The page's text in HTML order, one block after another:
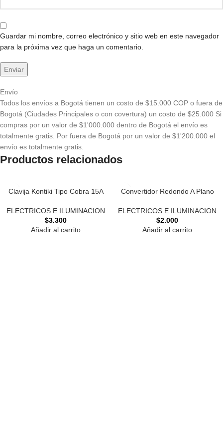
Guardar mi nombre, correo electrónico y sitio web en este navegador
para la próxima vez que haga un comentario.
Envío
Todos los envíos a Bogotá tienen un costo de $15.000 COP o fuera de
Bogotá (Ciudades Principales o con covertura) un costo de $25.000 Si
compras por un valor de $1'000.000 dentro de Bogotá el envío es
totalmente gratis. Por fuera de Bogotá por un valor de $1'200.000 el
envío es totalmente gratis.
Productos relacionados
Clavija Kontiki Tipo Cobra 15A
ELECTRICOS E ILUMINACION
$3.300
Añadir al carrito
Convertidor Redondo A Plano
ELECTRICOS E ILUMINACION
$2.000
Añadir al carrito